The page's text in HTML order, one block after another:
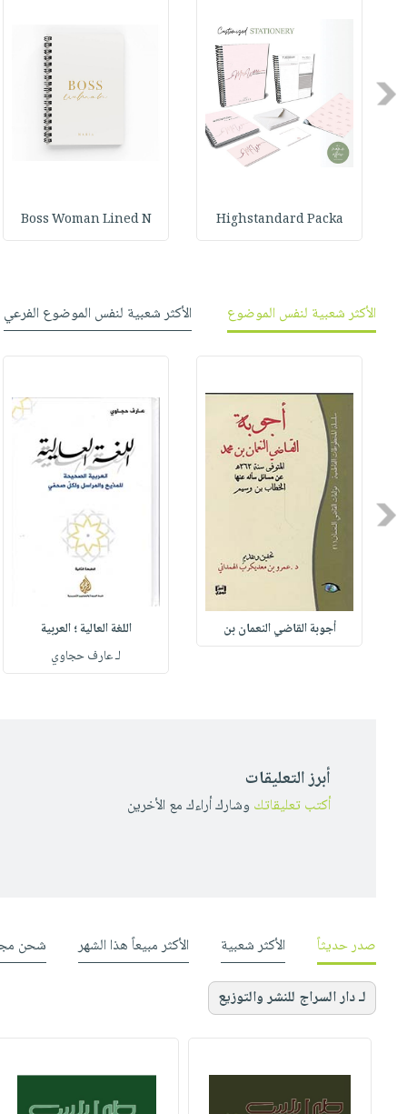
طرحها
خدمات
الإصدارات
Previous
Highstandard Packa
Boss Woman Lined N
الأكثر شعبية لنفس الموضوع
الأكثر شعبية لنفس الموضوع الفرعي
Previous
أجوبة القاضي النعمان بن
اللغة العالية ؛ العربية
لـ عارف حجاوي
أبرز التعليقات
أكتب تعليقاتك وشارك أراءك مع الأخرين
صدر حديثاً الأكثر شعبية الأكثر مبيعاً هذا الشهر شحن
لـ دار السراج للنشر والتوزيع